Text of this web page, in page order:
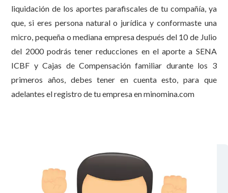
liquidación de los aportes parafiscales de tu compañía, ya
que, si eres persona natural o jurídica y conformaste una
micro, pequeña o mediana empresa después del 10 de Julio
del 2000 podrás tener reducciones en el aporte a SENA
ICBF y Cajas de Compensación familiar durante los 3
primeros años, debes tener en cuenta esto, para que
adelantes el registro de tu empresa en minomina.com